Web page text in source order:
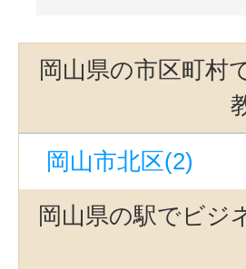
岡山県の市区町村
岡山市北区(2)
岡山県の駅でビジ